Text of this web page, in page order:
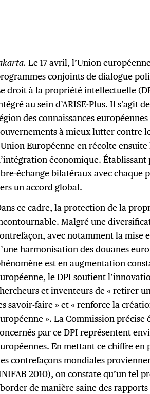
Le 17 avril, l’Union
conjoints de dialogue
droit à la propriété intellectuelle
au sein d’ARISE-Plus. Il s’agit
des connaissances
à mieux lutter contre
Européenne en récolte
économique. Établissant
échange bilatéraux avec chaque
un accord global.
ce cadre, la protection de la
Malgré une
avec notamment la mise
harmonisation des douanes
est en augmentation
le DPI soutient
et inventeurs de « retirer
savoir-faire » et « renforce la
». La Commission précise
par ce DPI représentent
En mettant ce chiffre en
contrefaçons mondiales
2010), on constate qu’un tel
de manière saine des